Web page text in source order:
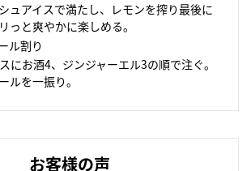
ュアイスで満たし、レモンを搾り最後に
っと爽やかに楽しめる。
ル割り
にお酒4、ジンジャーエル3の順で注ぐ。
ルを一振り。
お客様の声